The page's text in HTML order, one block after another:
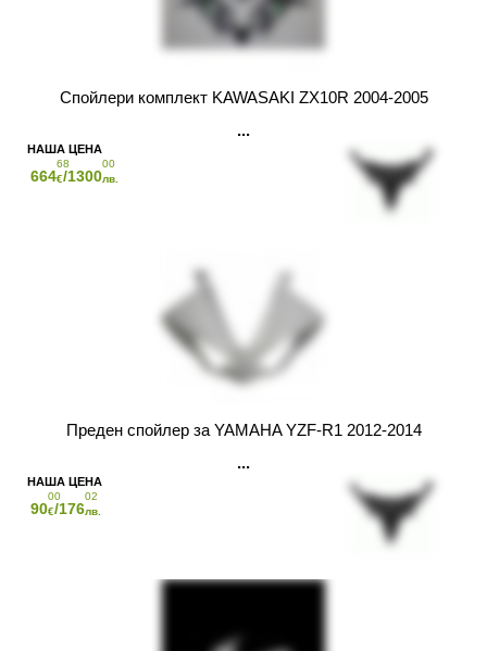
Спойлери комплект KAWASAKI ZX10R 2004-2005
664
68
€/1300
00
лв.
Преден спойлер за YAMAHA YZF-R1 2012-2014
90
00
€/176
02
лв.